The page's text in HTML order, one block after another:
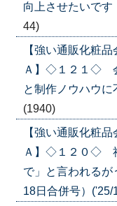
向上させたいで
44)
【強い通販化粧
Ａ】◇１２１◇
と制作ノウハウ
(1940)
【強い通販化粧
Ａ】◇１２０◇
で」と言われるが
18日合併号）('25/